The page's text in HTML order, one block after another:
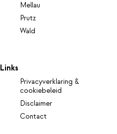
Mellau
Prutz
Wald
Links
Privacyverklaring &
cookiebeleid
Disclaimer
Contact